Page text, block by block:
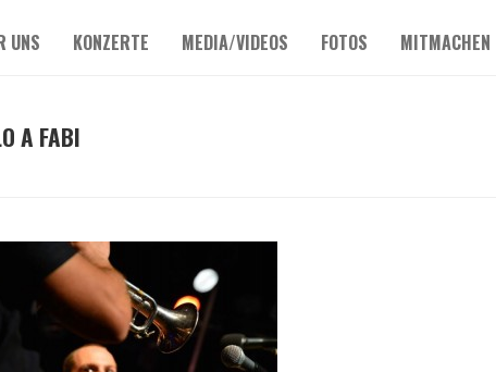
UNS KONZERTE MEDIA/VIDEOS FOTOS MITMACHEN
A FABI